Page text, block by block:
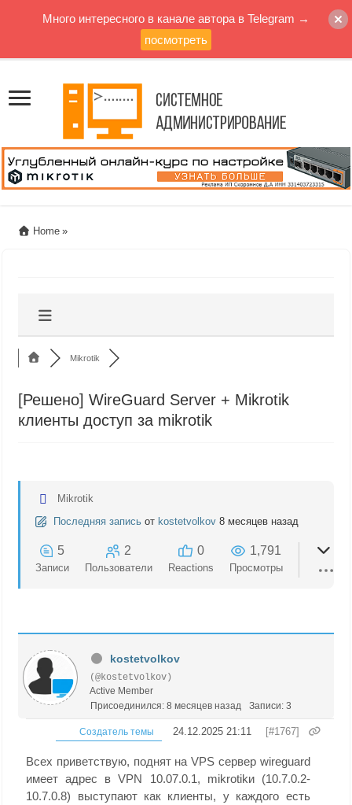
Home »
Mikrotik
[Решено] WireGuard Server + Mikrotik
клиенты доступ за mikrotik
Mikrotik
Последняя запись от kostetvolkov 8 месяцев назад
5
Записи
2
Пользователи
0
Reactions
1,791
Просмотры
kostetvolkov
(@kostetvolkov)
Active Member
Присоединился: 8 месяцев назад
Записи: 3
Создатель темы 24.12.2025 21:11 [#1767]
Всех приветствую, поднят на VPS сервер wireguard
имеет адрес в VPN 10.07.0.1, mikrotikи (10.7.0.2-
10.7.0.8) выступают как клиенты, у каждого есть
Много интересного в канале автора в Telegram →
посмотреть